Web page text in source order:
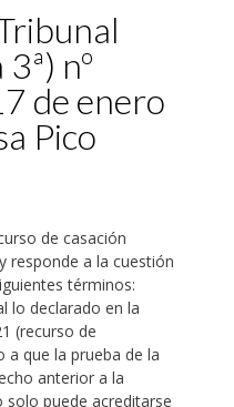
nº
de enero
Pico
de casación
responde a la cuestión
términos:
lo declarado en la
(recurso de
a que la prueba de la
anterior a la
puede acreditarse